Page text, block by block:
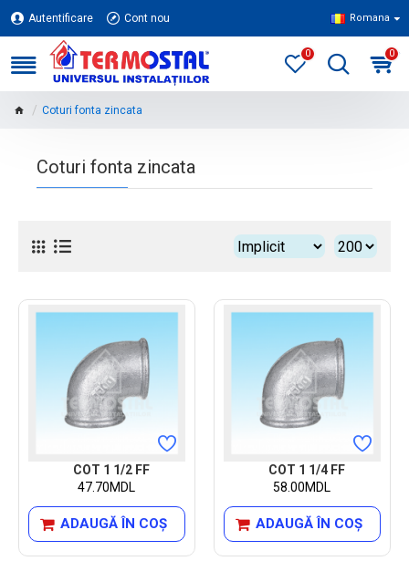
Autentificare Cont nou Romana
0 0
Coturi fonta zincata
Coturi fonta zincata
COT 1 1/2 FF
47.70MDL
ADAUGĂ ÎN COŞ
COT 1 1/4 FF
58.00MDL
ADAUGĂ ÎN COŞ